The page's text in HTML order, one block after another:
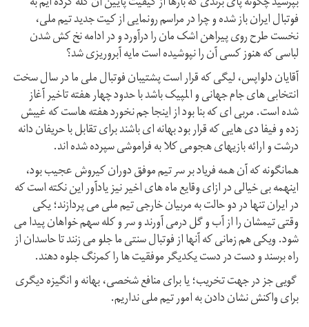
فوتبال ایران باز شده و چرا در مراسم رونمایی از کیت جدید تیم ملی،
نخست طرح روی پیراهن اشک مان را درآورد و در ادامه نخ کش شدن
لباسی که هنوز کسی آن را نپوشیده است مایه آبروریزی شد؟
آقایان دلواپس، لیگی که قرار است پشتیبان فوتبال ملی ما در سال سخت
انتخابی های جام جهانی و المپیک باشد با حدود چهار هفته تاخیر آغاز
شده است. مربی ای که بنا بود از اینجا جم نخورد هفته هاست که غیبش
زده و فیفا دی هایی که قرار بود بهانه ای باشند برای تقابل با حریفان دانه
درشت و ارائه بازیهای هجومی کلا به فراموشی سپرده شده اند.
همانگونه که آن همه فریاد بر سر تیم موفق دوران کیروش عجیب بود،
اینهمه بی‌ خیالی در ازای وقایع ماه های اخیر نیز یادآور این نکته است که
در ایران تنها در دو حالت به مربیان خارجی تیم ملی می پردازند؛ یکی
وقتی تیمشان را از آب و گل درمی آورند و سر و کله سهم خواهان پیدا می
شود. ویکی هم زمانی که آنها از فوتبال سنتی ما جلو می زنند تا حاسدان از
راه برسند و دست در دست یکدیگر موفقیت ها را کمرنگ جلوه دهند.
گویی جز در جهت تخریب؛ یا برای منافع شخصی، بهانه و انگیزه دیگری
برای واکنش نشان دادن به امور تیم ملی نداریم.